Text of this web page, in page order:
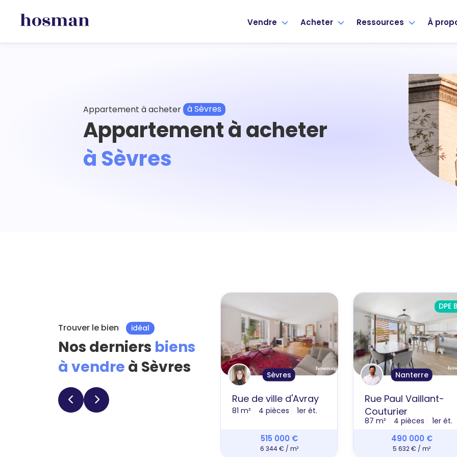
Vendre Acheter Ressources À
Appartement à acheter à Sèvres
Appartement à acheter
à Sèvres
Trouver le bien idéal
Nos derniers biens
à vendre à Sèvres Sèvres
Rue de ville d'Avray
81 m² 4 pièces 1er ét.
515 000 €
6 344 € / m²
DPE B
Nanterre
Rue Paul Vaillant-
Couturier
87 m² 4 pièces 1er ét.
490 000 €
5 632 € / m²